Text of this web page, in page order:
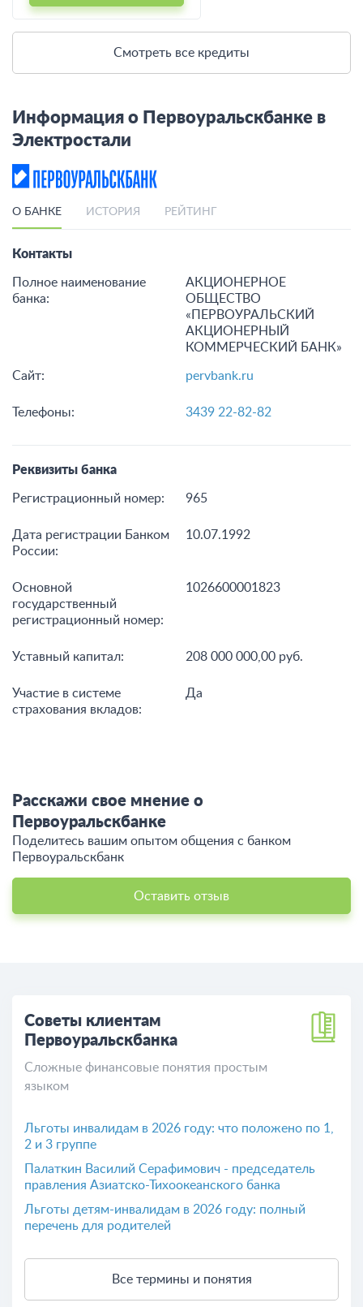
Смотреть все кредиты
Информация о Первоуральскбанке в
Электростали
О БАНКЕ ИСТОРИЯ РЕЙТИНГ
Контакты
Полное наименование
банка:
АКЦИОНЕРНОЕ
ОБЩЕСТВО
«ПЕРВОУРАЛЬСКИЙ
АКЦИОНЕРНЫЙ
КОММЕРЧЕСКИЙ БАНК»
Сайт: pervbank.ru
Телефоны: 3439 22-82-82
Реквизиты банка
Регистрационный номер: 965
Дата регистрации Банком
России:
10.07.1992
Основной
государственный
регистрационный номер:
1026600001823
Уставный капитал: 208 000 000,00 руб.
Участие в системе
страхования вкладов:
Да
Расскажи свое мнение о
Первоуральскбанке
Поделитесь вашим опытом общения c банком
Первоуральскбанк
Оставить отзыв
Советы клиентам
Первоуральскбанка
Сложные финансовые понятия простым
языком
Льготы инвалидам в 2026 году: что положено по 1,
2 и 3 группе
Палаткин Василий Серафимович - председатель
правления Азиатско-Тихоокеанского банка
Льготы детям-инвалидам в 2026 году: полный
перечень для родителей
Все термины и понятия